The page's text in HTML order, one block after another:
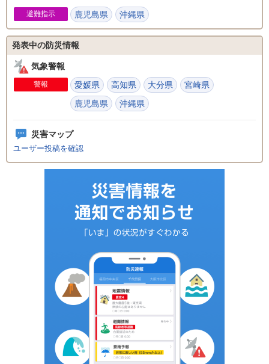
避難指示 鹿児島県 沖縄県
発表中の防災情報
気象警報
警報 愛媛県 高知県 大分県
宮崎県
鹿児島県
沖縄県
災害マップ
ユーザー投稿を確認